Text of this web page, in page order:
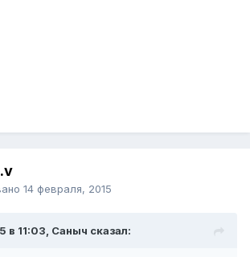
14 февраля, 2015
в 11:03, Саныч сказал: